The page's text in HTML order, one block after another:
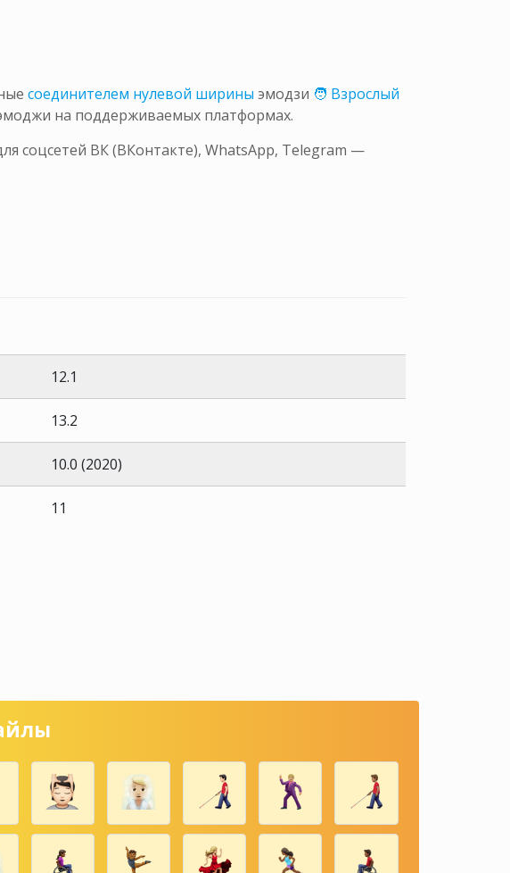
соединителем нулевой ширины эмодзи 🧑 Взрослый
на поддерживаемых платформах.
соцсетей ВК (ВКонтакте), WhatsApp, Telegram —
12.1
13.2
10.0 (2020)
11